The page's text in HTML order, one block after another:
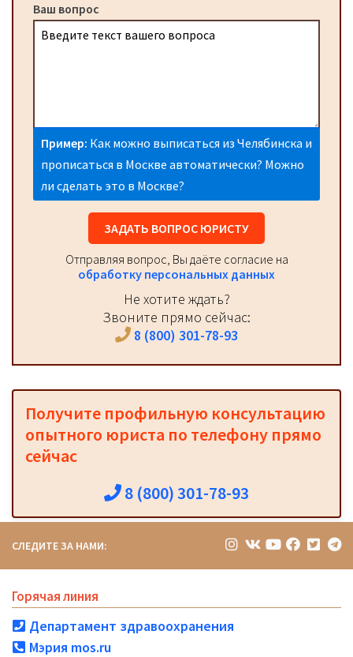
Ваш вопрос
Пример: Как можно выписаться из Челябинска и
прописаться в Москве автоматически? Можно
ли сделать это в Москве?
ЗАДАТЬ ВОПРОС ЮРИСТУ
Отправляя вопрос, Вы даёте согласие на
обработку персональных данных
Не хотите ждать?
Звоните прямо сейчас:
8 (800) 301-78-93
Получите профильную консультацию
опытного юриста по телефону прямо
сейчас
8 (800) 301-78-93
СЛЕДИТЕ ЗА НАМИ:
Горячая линия
Департамент здравоохранения
Мэрия mos.ru